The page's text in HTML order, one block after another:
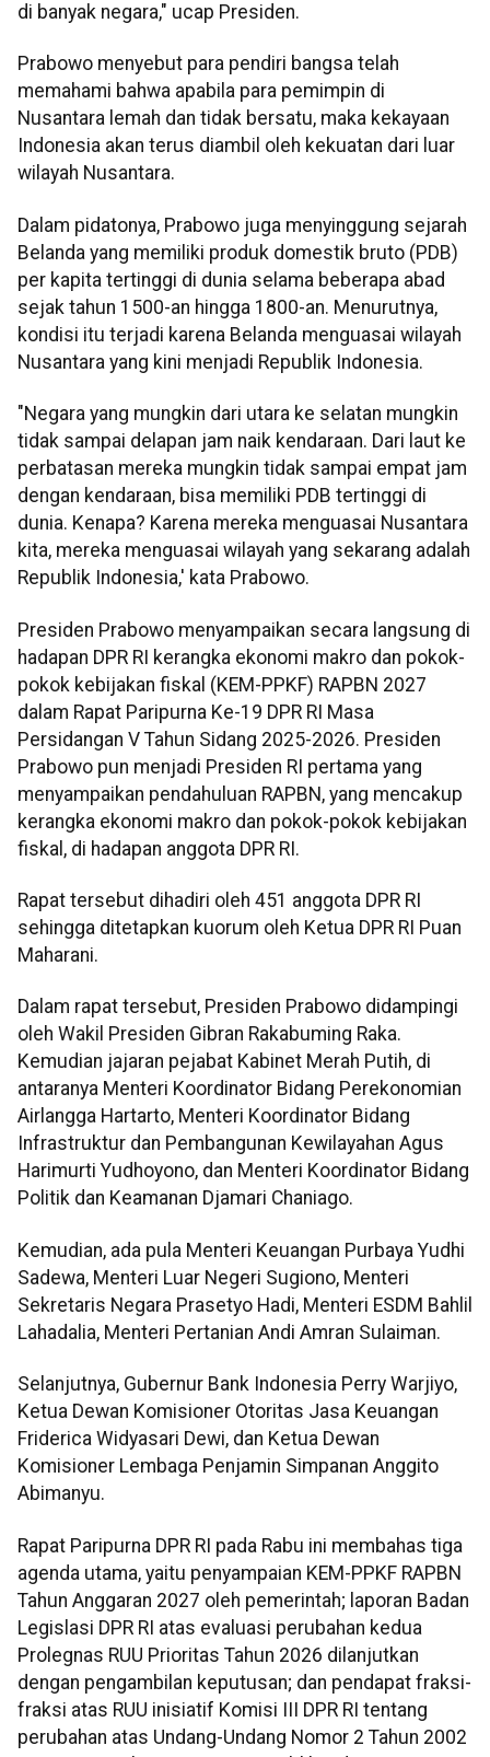
di banyak negara," ucap Presiden.
Prabowo menyebut para pendiri bangsa telah
memahami bahwa apabila para pemimpin di
Nusantara lemah dan tidak bersatu, maka kekayaan
Indonesia akan terus diambil oleh kekuatan dari luar
wilayah Nusantara.
Dalam pidatonya, Prabowo juga menyinggung sejarah
Belanda yang memiliki produk domestik bruto (PDB)
per kapita tertinggi di dunia selama beberapa abad
sejak tahun 1500-an hingga 1800-an. Menurutnya,
kondisi itu terjadi karena Belanda menguasai wilayah
Nusantara yang kini menjadi Republik Indonesia.
"Negara yang mungkin dari utara ke selatan mungkin
tidak sampai delapan jam naik kendaraan. Dari laut ke
perbatasan mereka mungkin tidak sampai empat jam
dengan kendaraan, bisa memiliki PDB tertinggi di
dunia. Kenapa? Karena mereka menguasai Nusantara
kita, mereka menguasai wilayah yang sekarang adalah
Republik Indonesia,' kata Prabowo.
Presiden Prabowo menyampaikan secara langsung di
hadapan DPR RI kerangka ekonomi makro dan pokok-
pokok kebijakan fiskal (KEM-PPKF) RAPBN 2027
dalam Rapat Paripurna Ke-19 DPR RI Masa
Persidangan V Tahun Sidang 2025-2026. Presiden
Prabowo pun menjadi Presiden RI pertama yang
menyampaikan pendahuluan RAPBN, yang mencakup
kerangka ekonomi makro dan pokok-pokok kebijakan
fiskal, di hadapan anggota DPR RI.
Rapat tersebut dihadiri oleh 451 anggota DPR RI
sehingga ditetapkan kuorum oleh Ketua DPR RI Puan
Maharani.
Dalam rapat tersebut, Presiden Prabowo didampingi
oleh Wakil Presiden Gibran Rakabuming Raka.
Kemudian jajaran pejabat Kabinet Merah Putih, di
antaranya Menteri Koordinator Bidang Perekonomian
Airlangga Hartarto, Menteri Koordinator Bidang
Infrastruktur dan Pembangunan Kewilayahan Agus
Harimurti Yudhoyono, dan Menteri Koordinator Bidang
Politik dan Keamanan Djamari Chaniago.
Kemudian, ada pula Menteri Keuangan Purbaya Yudhi
Sadewa, Menteri Luar Negeri Sugiono, Menteri
Sekretaris Negara Prasetyo Hadi, Menteri ESDM Bahlil
Lahadalia, Menteri Pertanian Andi Amran Sulaiman.
Selanjutnya, Gubernur Bank Indonesia Perry Warjiyo,
Ketua Dewan Komisioner Otoritas Jasa Keuangan
Friderica Widyasari Dewi, dan Ketua Dewan
Komisioner Lembaga Penjamin Simpanan Anggito
Abimanyu.
Rapat Paripurna DPR RI pada Rabu ini membahas tiga
agenda utama, yaitu penyampaian KEM-PPKF RAPBN
Tahun Anggaran 2027 oleh pemerintah; laporan Badan
Legislasi DPR RI atas evaluasi perubahan kedua
Prolegnas RUU Prioritas Tahun 2026 dilanjutkan
dengan pengambilan keputusan; dan pendapat fraksi-
fraksi atas RUU inisiatif Komisi III DPR RI tentang
perubahan atas Undang-Undang Nomor 2 Tahun 2002